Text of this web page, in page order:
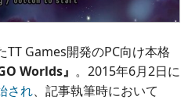
TT Games開発のPC向け本格
Worlds』 。2015年6月2日に
され、記事執筆時において